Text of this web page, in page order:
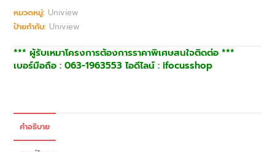
หมวดหมู่: Uniview
ป้ายกำกับ: Uniview
*** ผู้รับเหมาโครงการต้องการราคาพิเศษสนใจติดต่อ ***
เบอร์มือถือ : 063-1963553 ไอดีไลน์ : ifocusshop
คำอธิบาย